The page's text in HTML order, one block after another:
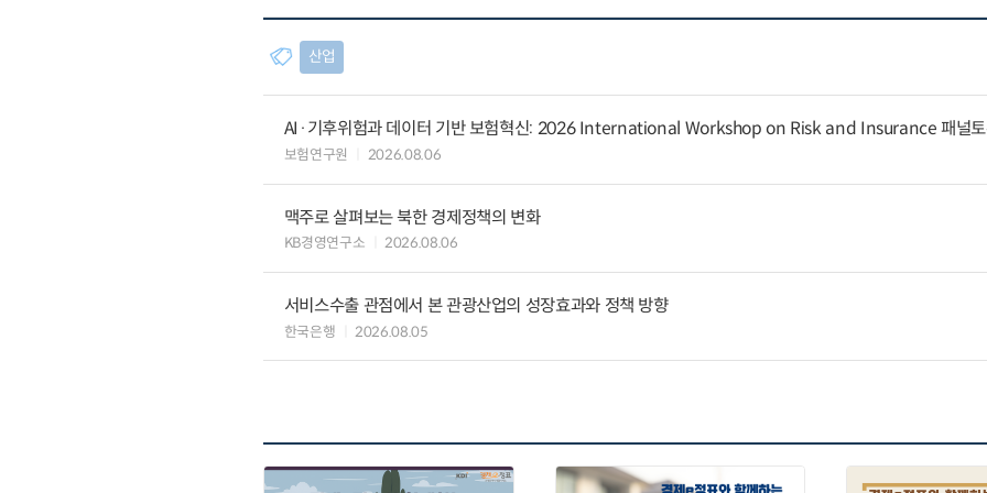
산업
AI·기후위험과 데이터 기반 보험혁신: 2026 International Workshop on Risk and Insurance 패널토
보험연구원 2026.08.06
맥주로 살펴보는 북한 경제정책의 변화
KB경영연구소 2026.08.06
서비스수출 관점에서 본 관광산업의 성장효과와 정책 방향
한국은행 2026.08.05